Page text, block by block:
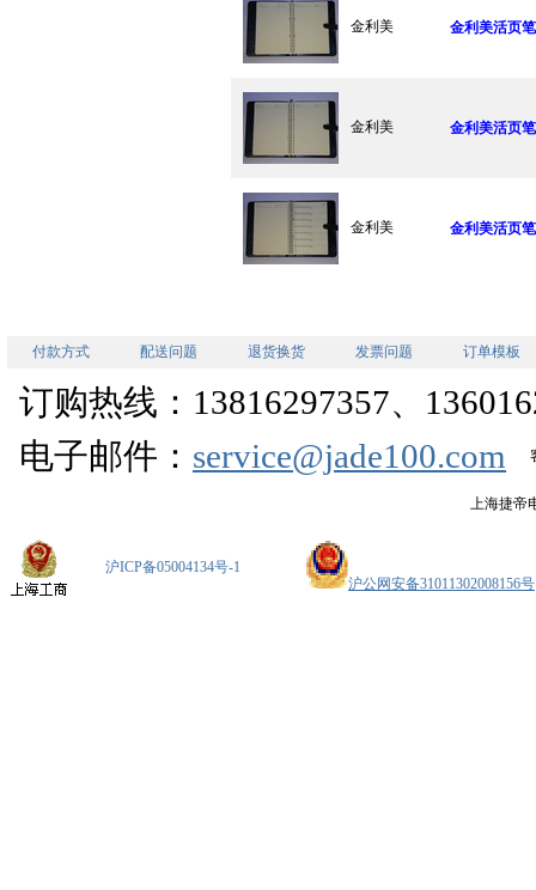
金利美 金利美活页
金利美 金利美活页
金利美 金利美活页
付款方式 配送问题 退货换货 发票问题 订单模板
订购热线：13816297357、
电子邮件： service@jade100.com
上海捷帝
沪ICP备05004134号-1
沪公网安备31011302008156号